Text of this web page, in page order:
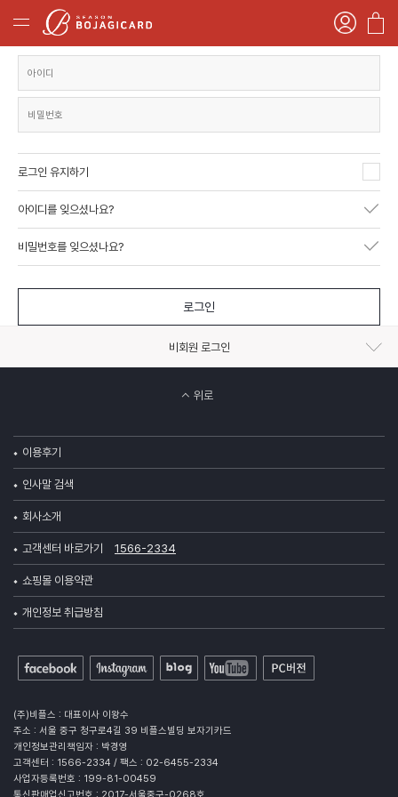
로그인 유지하기
아이디를 잊으셨나요?
비밀번호를 잊으셨나요?
로그인
비회원 로그인
위로
이용후기
인사말 검색
회사소개
고객센터 바로가기 1566-2334
쇼핑몰 이용약관
개인정보 취급방침
(주)비플스 : 대표이사 이왕수
주소 : 서울 중구 청구로4길 39 비플스빌딩 보자기카드
개인정보관리책임자 : 박경영
고객센터 : 1566-2334 / 팩스 : 02-6455-2334
사업자등록번호 : 199-81-00459